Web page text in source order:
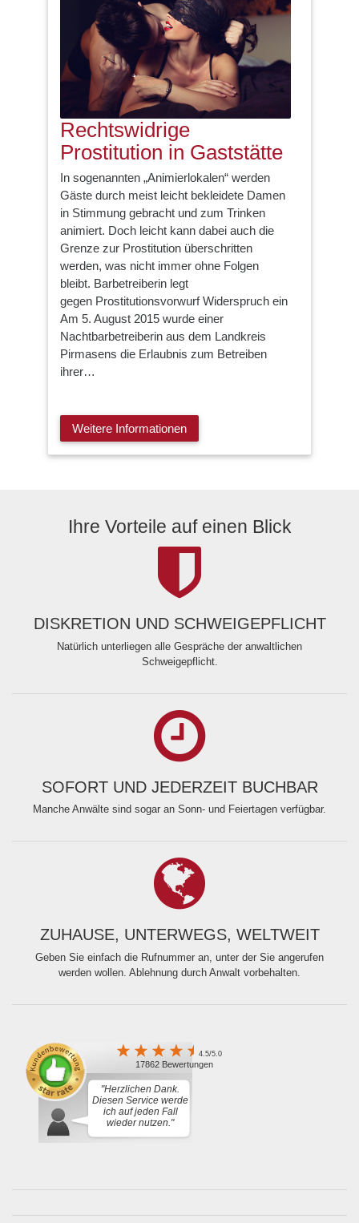
Rechtswidrige
Prostitution in Gaststätte
In sogenannten „Animierlokalen“ werden
Gäste durch meist leicht bekleidete Damen
in Stimmung gebracht und zum Trinken
animiert. Doch leicht kann dabei auch die
Grenze zur Prostitution überschritten
werden, was nicht immer ohne Folgen
bleibt. Barbetreiberin legt
gegen Prostitutionsvorwurf Widerspruch ein
Am 5. August 2015 wurde einer
Nachtbarbetreiberin aus dem Landkreis
Pirmasens die Erlaubnis zum Betreiben
ihrer…
Weitere Informationen
Ihre Vorteile auf einen Blick
DISKRETION UND SCHWEIGEPFLICHT
Natürlich unterliegen alle Gespräche der anwaltlichen
Schweigepflicht.
SOFORT UND JEDERZEIT BUCHBAR
Manche Anwälte sind sogar an Sonn- und Feiertagen verfügbar.
ZUHAUSE, UNTERWEGS, WELTWEIT
Geben Sie einfach die Rufnummer an, unter der Sie angerufen
werden wollen. Ablehnung durch Anwalt vorbehalten.
4.5/5.0
17862 Bewertungen
"Herzlichen Dank.
Diesen Service werde
ich auf jeden Fall
wieder nutzen."